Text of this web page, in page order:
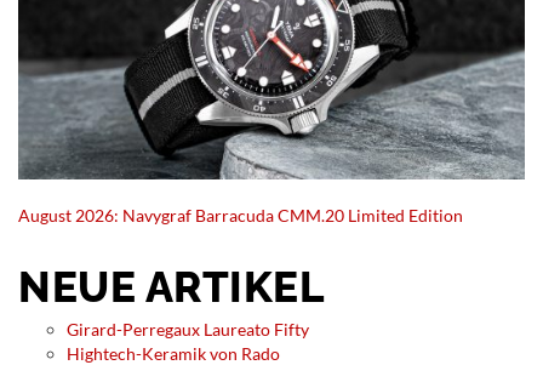
August 2026: Navygraf Barracuda CMM.20 Limited Edition
NEUE ARTIKEL
Girard-Perregaux Laureato Fifty
Hightech-Keramik von Rado